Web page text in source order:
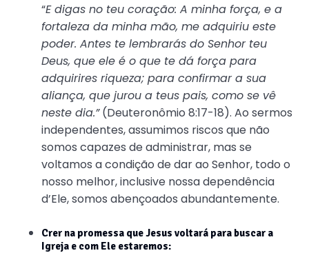
“E digas no teu coração: A minha força, e a
fortaleza da minha mão, me adquiriu este
poder. Antes te lembrarás do Senhor teu
Deus, que ele é o que te dá força para
adquirires riqueza; para confirmar a sua
aliança, que jurou a teus pais, como se vê
neste dia.”(Deuteronômio 8:17-18). Ao sermos
independentes, assumimos riscos que não
somos capazes de administrar, mas se
voltamos a condição de dar ao Senhor, todo o
nosso melhor, inclusive nossa dependência
d’Ele, somos abençoados abundantemente.
Crer na promessa que Jesus voltará para buscar a
Igreja e com Ele estaremos: